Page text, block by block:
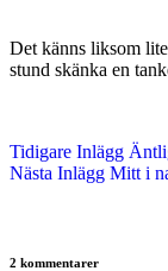
Det känns liksom
stund skänka en
Tidigare Inlägg
Nästa Inlägg Mitt i
2 kommentarer